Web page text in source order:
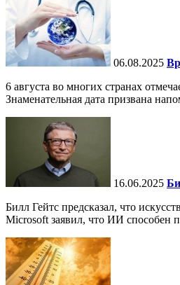
06.08.2025
6 августа во многих странах
Знаменательная дата призвана
16.06.2025
Билл Гейтс предсказал, что
Microsoft заявил, что ИИ способен